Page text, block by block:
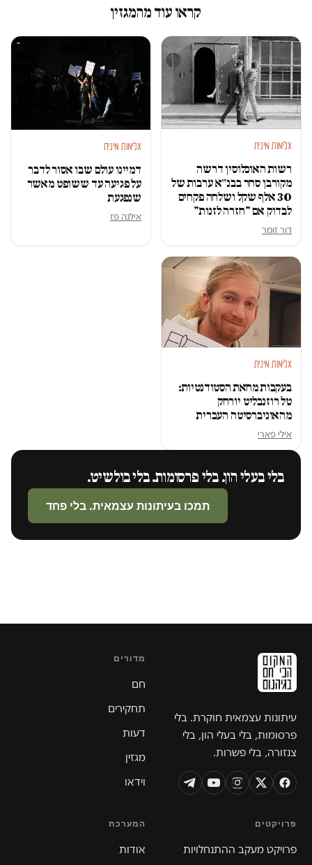
קראו עוד מהמגזין
אלימות מינית
רשות האוכלוסין דרשה
מקורבן סחר בבנ״א ערבות של
30 אלף שקל ושלחה פקחים
לבדוק אם "חזרה לזנות"
דור זומר
אלימות מינית
דמיינו עולם שבו אסור לדבר
על פגיעה עד ששופט מאשר
שנפגעת
אילנה פז
אלימות מינית
בעקבות מחאת הסטודנטיות:
טל רוזנבליט יורחק
מהאוניברסיטה העברית
אילי פארי
בלי בעלי הון. בלי פרסומות. בלי בולשיט.
תמכו בעיתונות עצמאית. בלי פחד
עיתונות עצמאית חוקרת. בלי
פרסומות, בלי בעלי הון, בלי
צנזורה, בלי פשרות.
מדורים
חם
תחקירים
דעות
מגזין
וידאו
פרויקטים
פרויקט מעקב ההתנחלויות
המערכת
אודות